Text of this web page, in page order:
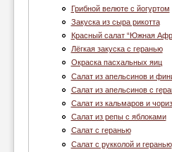
Грибной велюте с йогуртом
Закуска из сыра рикотта
Красный салат “Южная
Лёгкая закуска с геранью
Окраска пасхальных яиц
Салат из апельсинов и
Салат из апельсинов с
Салат из кальмаров и
Салат из репы с яблоками
Салат с геранью
Салат с рукколой и геранью